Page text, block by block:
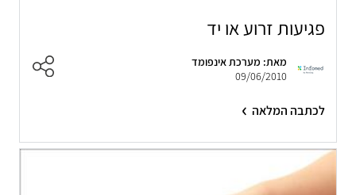
פגיעות זרוע או יד
מאת: מערכת אינפומד
09/06/2010
לכתבה המלאה